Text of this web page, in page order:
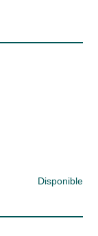
Disponible